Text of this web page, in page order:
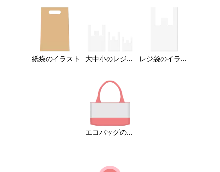
紙袋のイラスト 大中小のレジ袋のイラスト レジ袋のイラスト
エコバッグのイラスト